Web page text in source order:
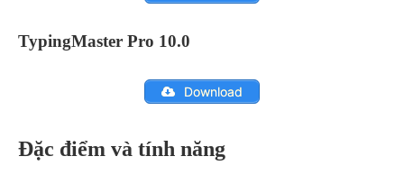
TypingMaster Pro 10.0
Download
Đặc điểm và tính năng